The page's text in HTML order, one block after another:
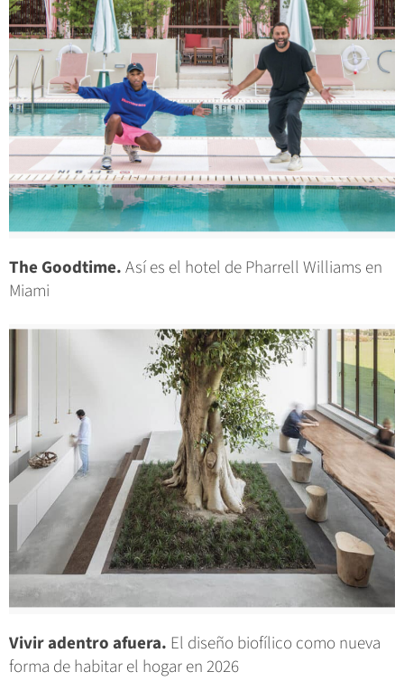
The Goodtime.Así es el hotel de Pharrell Williams en
Miami
Vivir adentro afuera. El diseño biofílico como nueva
forma de habitar el hogar en 2026